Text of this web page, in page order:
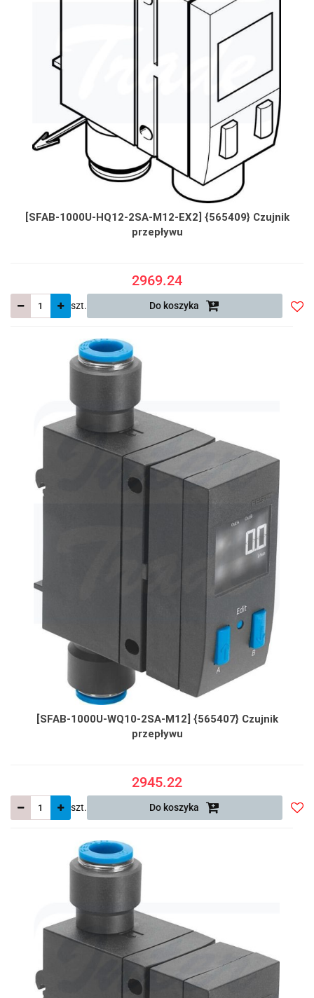
[SFAB-1000U-HQ12-2SA-M12-EX2] {565409} Czujnik
przepływu
2969.24
szt. Do koszyka
[SFAB-1000U-WQ10-2SA-M12] {565407} Czujnik
przepływu
2945.22
szt. Do koszyka